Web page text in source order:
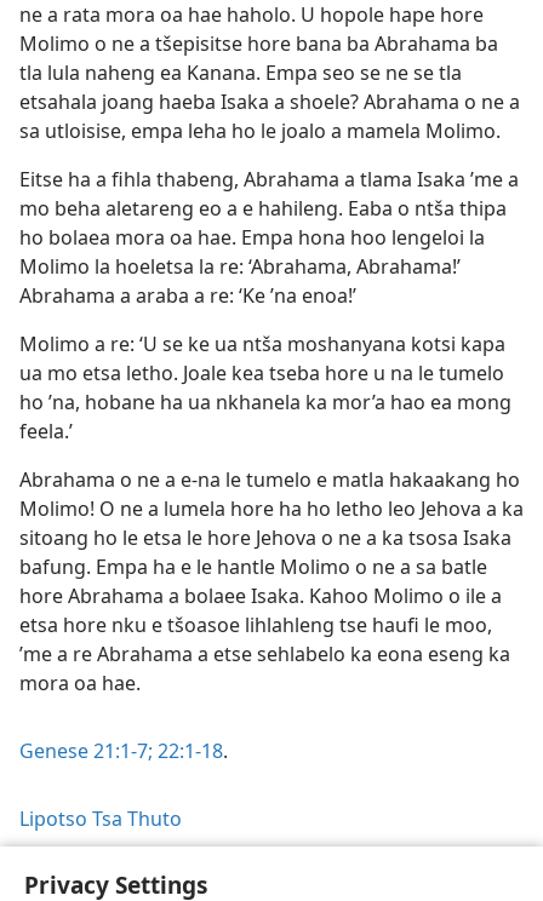
Privacy Settings
ne a rata mora oa hae haholo. U hopole hape hore
Molimo o ne a tšepisitse hore bana ba Abrahama ba
tla lula naheng ea Kanana. Empa seo se ne se tla
etsahala joang haeba Isaka a shoele? Abrahama o ne a
sa utloisise, empa leha ho le joalo a mamela Molimo.
Eitse ha a fihla thabeng, Abrahama a tlama Isaka ’me a
mo beha aletareng eo a e hahileng. Eaba o ntša thipa
ho bolaea mora oa hae. Empa hona hoo lengeloi la
Molimo la hoeletsa la re: ‘Abrahama, Abrahama!’
Abrahama a araba a re: ‘Ke ’na enoa!’
Molimo a re: ‘U se ke ua ntša moshanyana kotsi kapa
ua mo etsa letho. Joale kea tseba hore u na le tumelo
ho ’na, hobane ha ua nkhanela ka mor’a hao ea mong
feela.’
Abrahama o ne a e-na le tumelo e matla hakaakang ho
Molimo! O ne a lumela hore ha ho letho leo Jehova a ka
sitoang ho le etsa le hore Jehova o ne a ka tsosa Isaka
bafung. Empa ha e le hantle Molimo o ne a sa batle
hore Abrahama a bolaee Isaka. Kahoo Molimo o ile a
etsa hore nku e tšoasoe lihlahleng tse haufi le moo,
’me a re Abrahama a etse sehlabelo ka eona eseng ka
mora oa hae.
Genese 21:1-7; 22:1-18.
Lipotso Tsa Thuto